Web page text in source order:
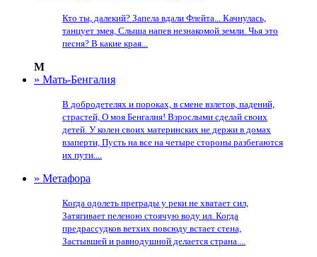
Кто ты, далекий? Запела вдали Флейта... Качнулась,
танцует змея, Слыша напев незнакомой земли. Чья это
песня? В какие края...
М
» Мать-Бенгалия
В добродетелях и пороках, в смене взлетов, падений,
страстей, О моя Бенгалия! Взрослыми сделай своих
детей. У колен своих материнских не держи в домах
взаперти, Пусть на все на четыре стороны разбегаются
их пути....
» Метафора
Когда одолеть преграды у реки не хватает сил,
Затягивает пеленою стоячую воду ил. Когда
предрассудков ветхих повсюду встает стена,
Застывшей и равнодушной делается страна....